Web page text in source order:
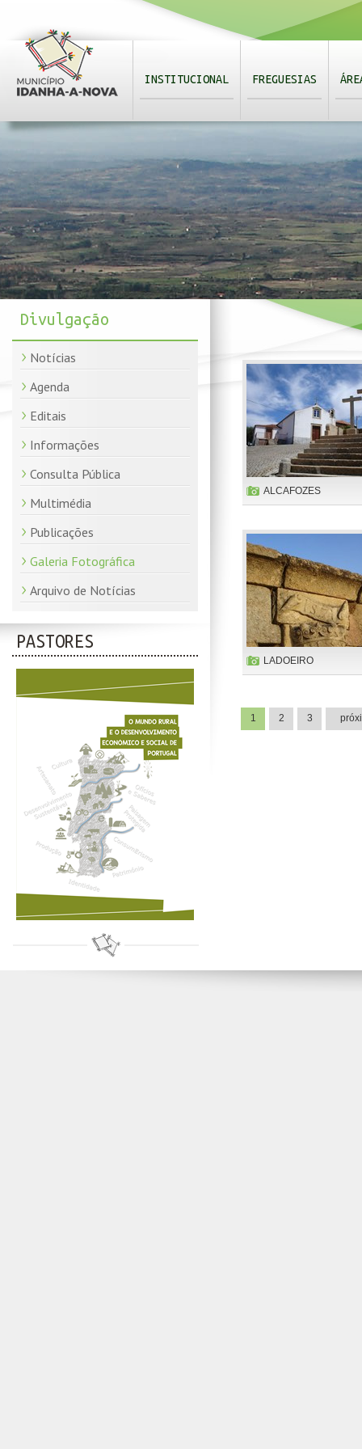
INSTITUCIONAL FREGUESIAS
Divulgação
Notícias
Agenda
Editais
Informações
Consulta Pública
Multimédia
Publicações
Galeria Fotográfica
Arquivo de Notícias
PASTORES
ALCAFOZES
LADOEIRO
1 2 3